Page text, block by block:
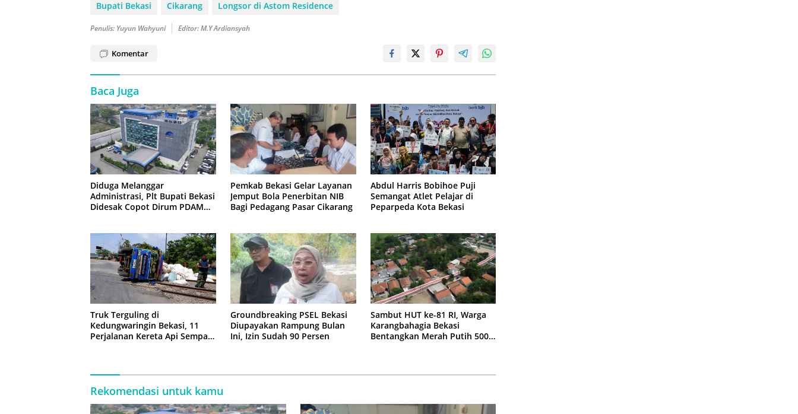
Bupati Bekasi Cikarang Longsor di Astom Residence
Penulis: Yuyun Wahyuni Editor: M.Y Ardiansyah
Komentar
Baca Juga
Diduga Melanggar
Administrasi, Plt Bupati Bekasi
Didesak Copot Dirum PDAM
Pemkab Bekasi Gelar Layanan
Jemput Bola Penerbitan NIB
Bagi Pedagang Pasar Cikarang
Abdul Harris Bobihoe Puji
Semangat Atlet Pelajar di
Peparpeda Kota Bekasi
Truk Terguling di
Kedungwaringin Bekasi, 11
Perjalanan Kereta Api Sempat
Groundbreaking PSEL Bekasi
Diupayakan Rampung Bulan
Ini, Izin Sudah 90 Persen
Sambut HUT ke-81 RI, Warga
Karangbahagia Bekasi
Bentangkan Merah Putih 500
Rekomendasi untuk kamu